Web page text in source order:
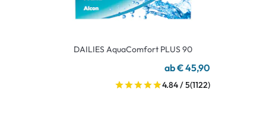
DAILIES AquaComfort PLUS 90
ab € 45,90
4.84 / 5(1122)